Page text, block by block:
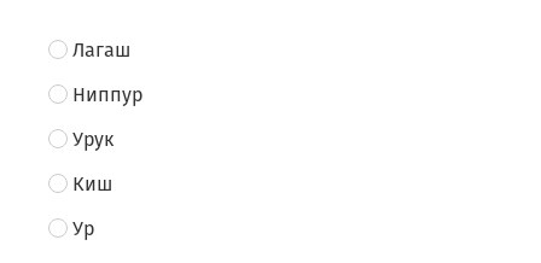
Лагаш
Ниппур
Урук
Киш
Ур